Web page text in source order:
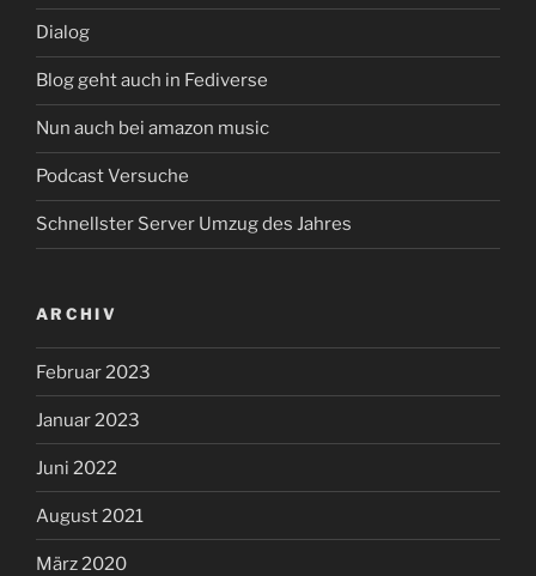
Dialog
Blog geht auch in Fediverse
Nun auch bei amazon music
Podcast Versuche
Schnellster Server Umzug des Jahres
ARCHIV
Februar 2023
Januar 2023
Juni 2022
August 2021
März 2020